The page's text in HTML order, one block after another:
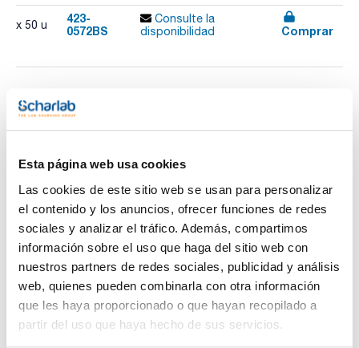
Esta página web usa cookies
Las cookies de este sitio web se usan para personalizar
el contenido y los anuncios, ofrecer funciones de redes
sociales y analizar el tráfico. Además, compartimos
información sobre el uso que haga del sitio web con
nuestros partners de redes sociales, publicidad y análisis
web, quienes pueden combinarla con otra información
que les haya proporcionado o que hayan recopilado a
partir del uso que haya hecho de sus servicios.
x 50 u
423-
0572BS
Consulte la
disponibilidad
Comprar
Imprimir ficha de
producto
Características
Talla : S
Acabado : Nitrilo sin polvo
Color : Azul cielo
Grosor (mm) : 0,20
Longitud (cm) : 30
Pack (u.) : 50
Apto para uso alimentario.
Certificados para riesgos mecánicos y químicos (riesgos
mínimos).
Sin polvo, no producen contaminación.
Extregrueso, mayor resistencia mecánica y química.
Extralargo, mayor protección.
Clorinados para una mejor resistencia química.
Adecuados para personas con alergia al látex.
Ver más
Documentación técnica
TDS / Ficha técnica
Regístrate para
COA
Regístrate para